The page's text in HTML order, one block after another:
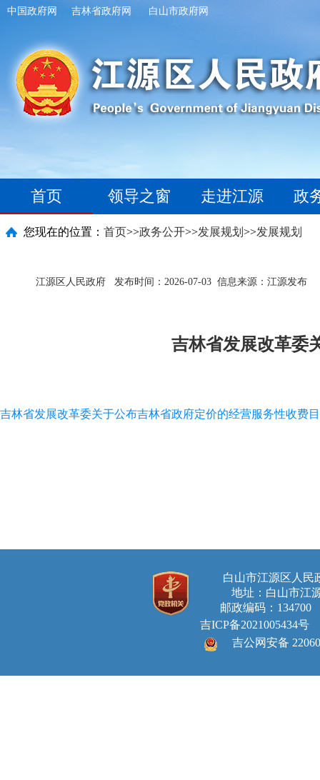
中国政府网 吉林省政府网 白山市政府网
首页 领导之窗 走进江源 政
您现在的位置： 首页>>政务公开>>发展规划 >>发展规划
江源区人民政府 发布时间：2026-07-03 信息来源：江源发布
吉林省发展改革委
吉林省发展改革委关于公布吉林省政府定价的经营服务性收费
白山市江源区人
地址：白山市江
邮政编码：134700
吉ICP备2021005434号
吉公网安备